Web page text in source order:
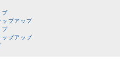
プ
プアップ
プ
プアップ